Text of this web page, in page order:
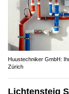
Huustechniker GmbH:
Zürich
Lichtensteig